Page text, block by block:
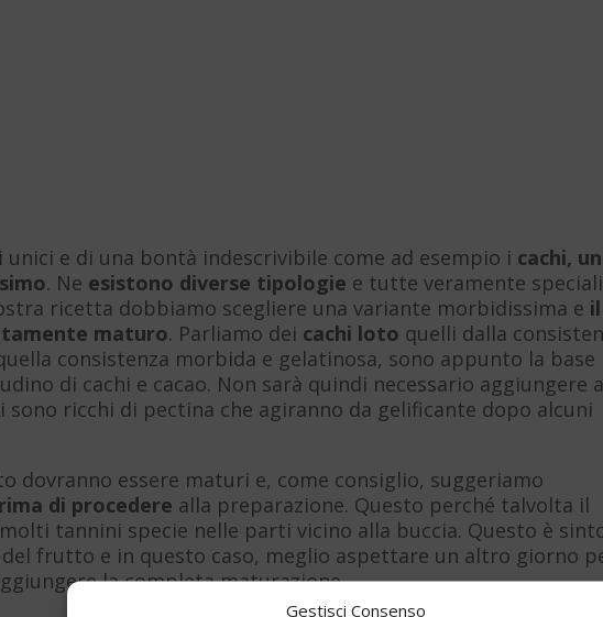
Gestisci Consenso
e di una bontà indescrivibile come ad esempio i cachi, un
. Ne esistono diverse tipologie e tutte veramente
ricetta dobbiamo scegliere una variante morbidissima e il
maturo. Parliamo dei cachi loto quelli dalla
consistenza morbida e gelatinosa, sono appunto la base
di cachi e cacao. Non sarà quindi necessario aggiungere
sono ricchi di pectina che agiranno da gelificante dopo alcuni
dovranno essere maturi e, come consiglio, suggeriamo
di procedere alla preparazione. Questo perché talvolta il
tannini specie nelle parti vicino alla buccia. Questo è
frutto e in questo caso, meglio aspettare un altro giorno
la completa maturazione.